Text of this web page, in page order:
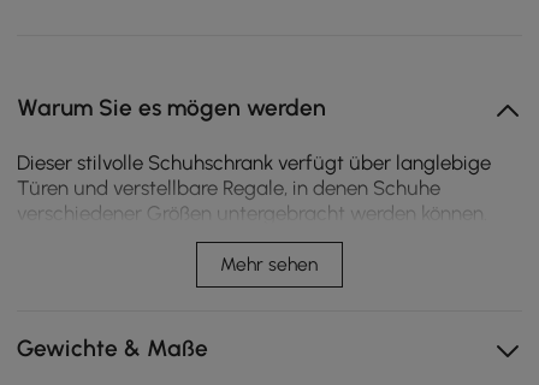
Warum Sie es mögen werden
Dieser stilvolle Schuhschrank verfügt über langlebige
Türen und verstellbare Regale, in denen Schuhe
verschiedener Größen untergebracht werden können.
Das geräumige Design sorgt dafür, dass Ihr
Eingangsbereich aufgeräumt und organisiert bleibt. Die
Lamellentür sorgt für eine moderne Note und ermöglicht
Komfort gefertigt und eignet sich perfekt für
geschäftige Haushalte.
Mehr sehen
Gewichte & Maße